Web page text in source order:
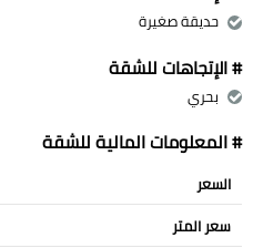
حديقة صغيرة
# الإتجاهات للشقة
بحري
# المعلومات المالية للشقة
السعر
سعر المتر